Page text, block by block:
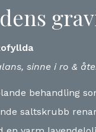
sinne i ro &
behandling
saltskrubb